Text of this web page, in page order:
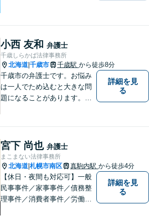
士小田康夫）
小西 友和 弁護士
千歳しらかば法律事務所
北海道 千歳市 千歳駅 から徒歩8分
千歳市の弁護士です。お悩み
は一人でため込むと大きな問
題になることがあります。ぜ
詳細を見
る
宮下 尚也 弁護士
まこまない法律事務所
北海道 札幌市南区 真駒内駅 から徒歩4分
【休日・夜間も対応可】一般
民事事件／家事事件／債務整
理事件／消費者事件／労働事
詳細を見
る